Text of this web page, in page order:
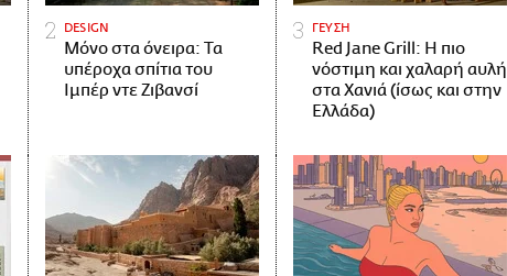
DESIGN
Μόνο στα όνειρα: Τα
υπέροχα σπίτια του
Ιμπέρ ντε Ζιβανσί
ΓΕΥΣΗ
Red Jane Grill: Η πιο
νόστιμη και χαλαρή αυλή
στα Χανιά (ίσως και στην
Ελλάδα)